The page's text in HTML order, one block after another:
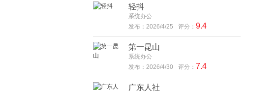
轻抖
系统办公
发布：2026/4/25
评分： 9.4
第一昆山
系统办公
发布：2026/4/30
评分： 7.4
广东人社